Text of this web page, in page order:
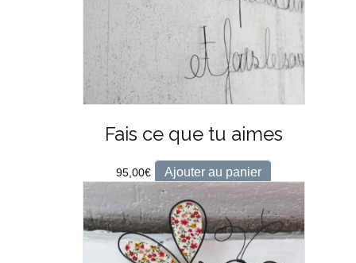
Fais ce que tu aimes
95,00€ Ajouter au panier